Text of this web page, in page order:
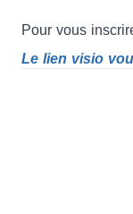
Pour vous
Le lien visio